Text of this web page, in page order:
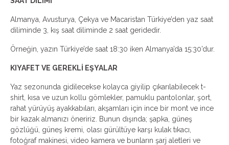
Almanya, Avusturya, Çekya ve Macaristan Türkiye’den yaz saat
diliminde 3, kış saat diliminde 2 saat geridedir.
Örneğin, yazın Türkiye’de saat 18:30 iken Almanya’da 15:30’dur.
KIYAFET VE GEREKLİ EŞYALAR
Yaz sezonunda gidilecekse kolayca giyilip çıkarılabilecek t-
shirt, kısa ve uzun kollu gömlekler, pamuklu pantolonlar, şort,
rahat yürüyüş ayakkabıları, akşamları için ince bir mont ve ince
bir kazak almanızı öneririz. Bunun dışında; şapka, güneş
gözlüğü, güneş kremi, olası gürültüye karşı kulak tıkacı,
fotoğraf makinesi, video kamera ve bunların şarj aletleri ve